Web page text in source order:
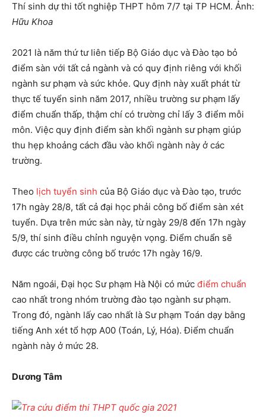
Thí sinh dự thi tốt nghiệp THPT hôm 7/7 tại TP HCM. Ảnh:
Hữu Khoa
2021 là năm thứ tư liên tiếp Bộ Giáo dục và Đào tạo bỏ
điểm sàn với tất cả ngành và có quy định riêng với khối
ngành sư phạm và sức khỏe. Quy định này xuất phát từ
thực tế tuyển sinh năm 2017, nhiều trường sư phạm lấy
điểm chuẩn thấp, thậm chí có trường chỉ lấy 3 điểm mỗi
môn. Việc quy định điểm sàn khối ngành sư phạm giúp
thu hẹp khoảng cách đầu vào khối ngành này ở các
trường.
Theo lịch tuyển sinh của Bộ Giáo dục và Đào tạo, trước
17h ngày 28/8, tất cả đại học phải công bố điểm sàn xét
tuyển. Dựa trên mức sàn này, từ ngày 29/8 đến 17h ngày
5/9, thí sinh điều chỉnh nguyện vọng. Điểm chuẩn sẽ
được các trường công bố trước 17h ngày 16/9.
Năm ngoái, Đại học Sư phạm Hà Nội có mức điểm chuẩn
cao nhất trong nhóm trường đào tạo ngành sư phạm.
Trong đó, ngành lấy cao nhất là Sư phạm Toán dạy bằng
tiếng Anh xét tổ hợp A00 (Toán, Lý, Hóa). Điểm chuẩn
ngành này ở mức 28.
Dương Tâm